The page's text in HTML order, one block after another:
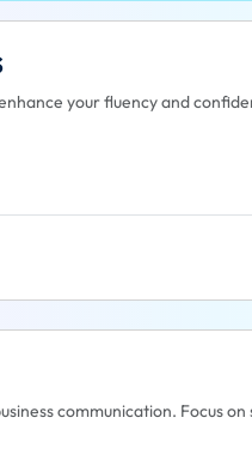
your fluency and
communication. Focus